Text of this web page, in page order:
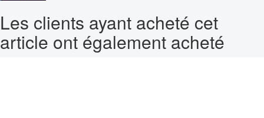
Les clients ayant acheté cet
article ont également acheté